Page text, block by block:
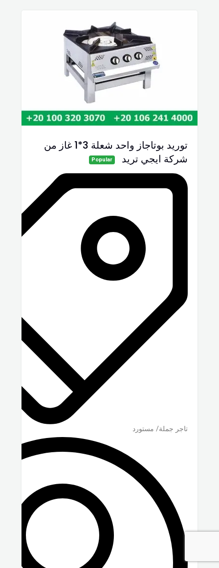
توريد بوتاجاز واحد شعلة 3*1 غاز من
شركة ايجي تريد
Popular
تاجر جملة/ مستورد